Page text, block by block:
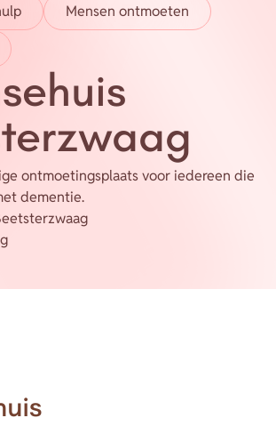
opgroeien
Mensen ontmoeten
ontmoetingsplaats voor iedereen die
dementie.